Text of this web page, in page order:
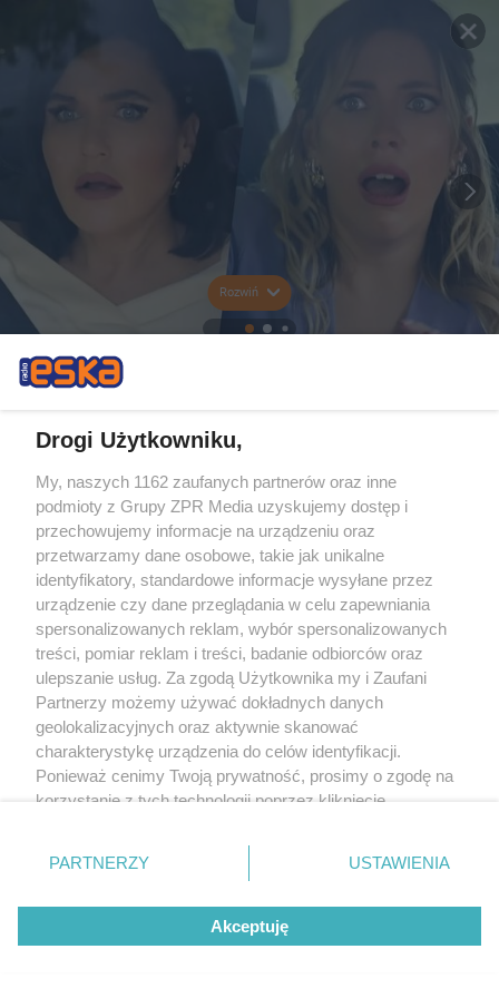
Rozwiń
Drogi Użytkowniku,
My, naszych 1162 zaufanych partnerów oraz inne
podmioty z Grupy ZPR Media uzyskujemy dostęp i
przechowujemy informacje na urządzeniu oraz
przetwarzamy dane osobowe, takie jak unikalne
identyfikatory, standardowe informacje wysyłane przez
urządzenie czy dane przeglądania w celu zapewniania
spersonalizowanych reklam, wybór spersonalizowanych
treści, pomiar reklam i treści, badanie odbiorców oraz
ulepszanie usług. Za zgodą Użytkownika my i Zaufani
Partnerzy możemy używać dokładnych danych
geolokalizacyjnych oraz aktywnie skanować
charakterystykę urządzenia do celów identyfikacji.
Ponieważ cenimy Twoją prywatność, prosimy o zgodę na
korzystanie z tych technologii poprzez kliknięcie
zmienić/wycofać klikając przycisk ustawień prywatności
znajdujący się w lewym dolnym rogu strony
rodzaje przetwarzania danych nie wymagają zgody
użytkownika, ale masz prawo sprzeciwić się takiemu
przetwarzaniu. Preferencje będą miały zastosowanie tylko
PARTNERZY USTAWIENIA
Akceptuję